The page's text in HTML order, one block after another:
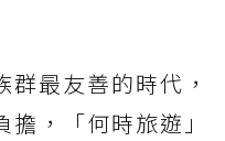
最友善的時代，
，「何時旅遊」